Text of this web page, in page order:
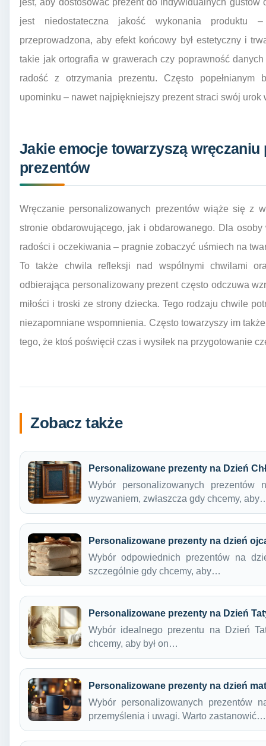
jest, aby dostosować prezent do indywidualnych gustów
jest niedostateczna jakość wykonania produktu
przeprowadzona, aby efekt końcowy był estetyczny i
takie jak ortografia w grawerach czy poprawność
radość z otrzymania prezentu. Często popełnianym
upominku – nawet najpiękniejszy prezent straci swój urok
Jakie emocje towarzyszą
prezentów
Wręczanie personalizowanych prezentów wiąże się z
stronie obdarowującego, jak i obdarowanego. Dla
radości i oczekiwania – pragnie zobaczyć uśmiech na
To także chwila refleksji nad wspólnymi chwilami
odbierająca personalizowany prezent często odczuwa
miłości i troski ze strony dziecka. Tego rodzaju chwile
niezapomniane wspomnienia. Często towarzyszy im
tego, że ktoś poświęcił czas i wysiłek na przygotowanie
Zobacz także
Personalizowane prezenty na Dzień
Wybór personalizowanych
wyzwaniem, zwłaszcza gdy chcemy,
Personalizowane prezenty na dzień
Wybór odpowiednich prezentów na
szczególnie gdy chcemy, aby…
Personalizowane prezenty na Dzień
Wybór idealnego prezentu na Dzień
chcemy, aby był on…
Personalizowane prezenty na dzień
Wybór personalizowanych prezentów
przemyślenia i uwagi. Warto zastanowić…